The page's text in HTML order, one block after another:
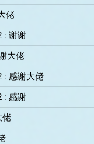
佬
: 谢谢
大佬
: 感谢大佬
: 感谢
佬